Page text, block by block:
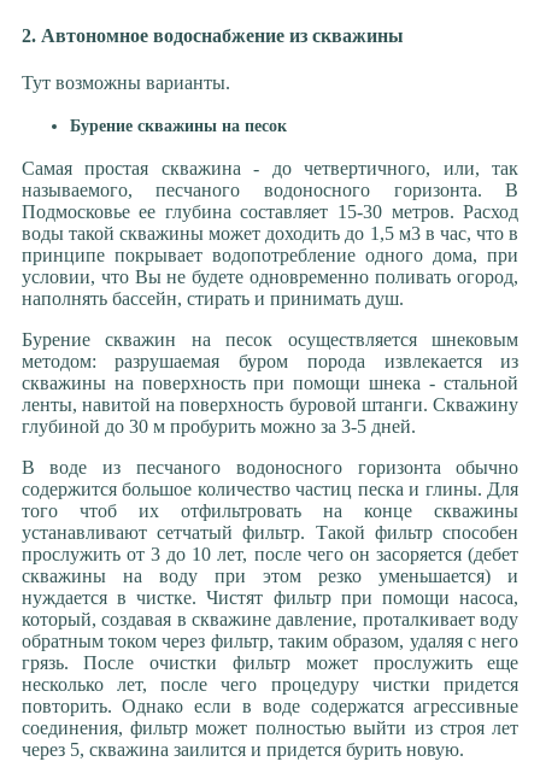
2. Автономное водоснабжение из скважины
Тут возможны варианты.
Бурение скважины на песок
Самая простая скважина - до четвертичного, или, так
называемого, песчаного водоносного горизонта. В
Подмосковье ее глубина составляет 15-30 метров. Расход
воды такой скважины может доходить до 1,5 м3 в час, что в
принципе покрывает водопотребление одного дома, при
условии, что Вы не будете одновременно поливать огород,
наполнять бассейн, стирать и принимать душ.
Бурение скважин на песок осуществляется шнековым
методом: разрушаемая буром порода извлекается из
скважины на поверхность при помощи шнека - стальной
ленты, навитой на поверхность буровой штанги. Скважину
глубиной до 30 м пробурить можно за 3-5 дней.
В воде из песчаного водоносного горизонта обычно
содержится большое количество частиц песка и глины. Для
того чтоб их отфильтровать на конце скважины
устанавливают сетчатый фильтр. Такой фильтр способен
прослужить от 3 до 10 лет, после чего он засоряется (дебет
скважины на воду при этом резко уменьшается) и
нуждается в чистке. Чистят фильтр при помощи насоса,
который, создавая в скважине давление, проталкивает воду
обратным током через фильтр, таким образом, удаляя с него
грязь. После очистки фильтр может прослужить еще
несколько лет, после чего процедуру чистки придется
повторить. Однако если в воде содержатся агрессивные
соединения, фильтр может полностью выйти из строя лет
через 5, скважина заилится и придется бурить новую.